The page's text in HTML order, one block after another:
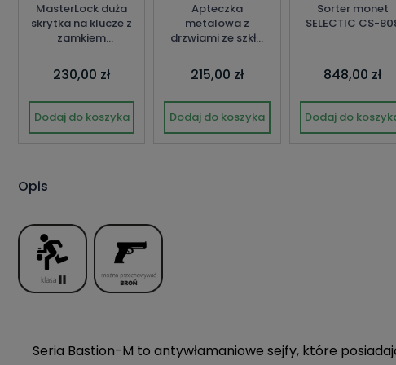
MasterLock duża
skrytka na klucze z
zamkiem
230,00 zł
Dodaj do koszyka
Apteczka
metalowa z
drzwiami ze szkła
215,00 zł
Dodaj do koszyka
Sorter monet
SELECTIC CS-
848,00 zł
Dodaj do
Opis
Seria Bastion-M to antywłamaniowe sejfy, które